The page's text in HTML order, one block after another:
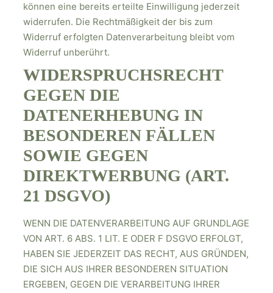
können eine bereits erteilte Einwilligung jederzeit
widerrufen. Die Rechtmäßigkeit der bis zum
Widerruf erfolgten Datenverarbeitung bleibt vom
Widerruf unberührt.
WIDERSPRUCHSRECHT
GEGEN DIE
DATENERHEBUNG IN
BESONDEREN FÄLLEN
SOWIE GEGEN
DIREKTWERBUNG (ART.
21 DSGVO)
WENN DIE DATENVERARBEITUNG AUF GRUNDLAGE
VON ART. 6 ABS. 1 LIT. E ODER F DSGVO ERFOLGT,
HABEN SIE JEDERZEIT DAS RECHT, AUS GRÜNDEN,
DIE SICH AUS IHRER BESONDEREN SITUATION
ERGEBEN, GEGEN DIE VERARBEITUNG IHRER